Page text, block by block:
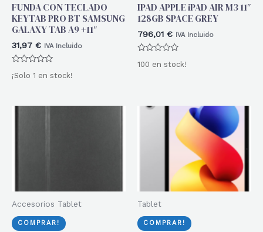
FUNDA CON TECLADO
KEYTAB PRO BT SAMSUNG
GALAXY TAB A9 +11″
31,97 € IVA Incluido
Valorado
con
¡Solo 1 en stock!
IPAD APPLE iPAD AIR M3 11″
128GB SPACE GREY
796,01 € IVA Incluido
con
100 en stock!
Accesorios Tablet
COMPRAR!
Tablet
COMPRAR!